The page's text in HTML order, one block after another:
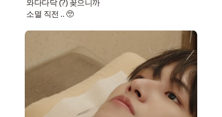
와다다닥 (?) 꽂으니까
소멸 직전 .. 🥺